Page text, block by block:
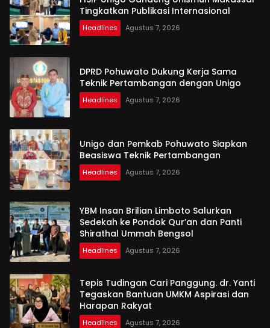
Tingkatkan Publikasi Internasional
Headlines Agustus 7, 2026
DPRD Pohuwato Dukung Kerja Sama
Teknik Pertambangan dengan Unigo
Headlines Agustus 7, 2026
Unigo dan Pemkab Pohuwato Siapkan
Beasiswa Teknik Pertambangan
Headlines Agustus 7, 2026
YBM Insan Brilian Limboto Salurkan
Sedekah ke Pondok Qur’an dan Panti
Shirathal Ummah Bengsol
Headlines Agustus 7, 2026
Tepis Tudingan Cari Panggung. dr. Yanti
Tegaskan Bantuan UMKM Aspirasi dan
Harapan Rakyat
Headlines Agustus 7, 2026